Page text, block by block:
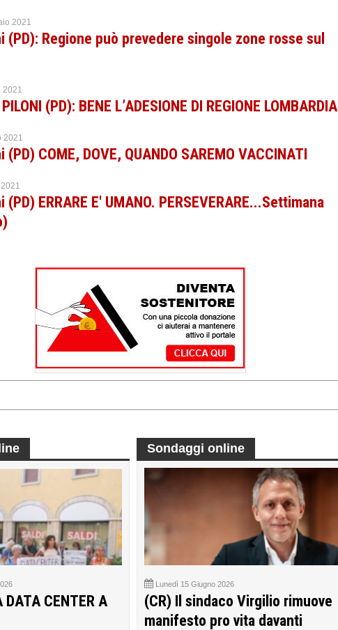
2021
(PD): Regione può prevedere singole zone rosse sul
(PD): BENE L’ADESIONE DI REGIONE LOMBARDIA
2021
COME, DOVE, QUANDO SAREMO VACCINATI
ERRARE E' UMANO. PERSEVERARE...Settimana
DATA CENTER A
Sondaggi online
Lunedì 15 Giugno 2026
(CR) Il sindaco Virgilio rimuove
manifesto pro vita davanti